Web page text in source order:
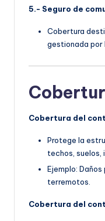
5.- Seguro de
Cobertura
gestionada por
Cobertura del
Protege la
techos, suelos,
Ejemplo:
terremotos.
Cobertura del